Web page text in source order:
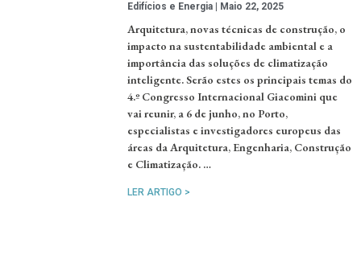
Edifícios e Energia Maio 22, 2025
Arquitetura, novas técnicas de construção, o
impacto na sustentabilidade ambiental e a
importância das soluções de climatização
inteligente. Serão estes os principais temas do
4.º Congresso Internacional Giacomini que
vai reunir, a 6 de junho, no Porto,
especialistas e investigadores europeus das
áreas da Arquitetura, Engenharia, Construção
e Climatização. …
LER ARTIGO >